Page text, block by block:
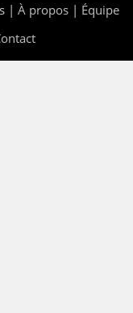
| À propos | Équipe